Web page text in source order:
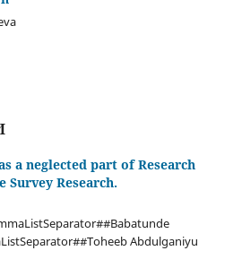
a neglected part of Research
Survey Research.
Abdulganiyu